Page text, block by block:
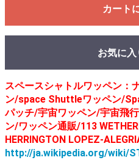
カート
お気に
スペースシャトルワッペン：
ン/space Shuttleワッペン/
パッチ/宇宙ワッペン/宇宙飛
ン/ワッペン通販/113
HERRINGTON LOPEZ-
http://ja.wikipedia.org/wiki/